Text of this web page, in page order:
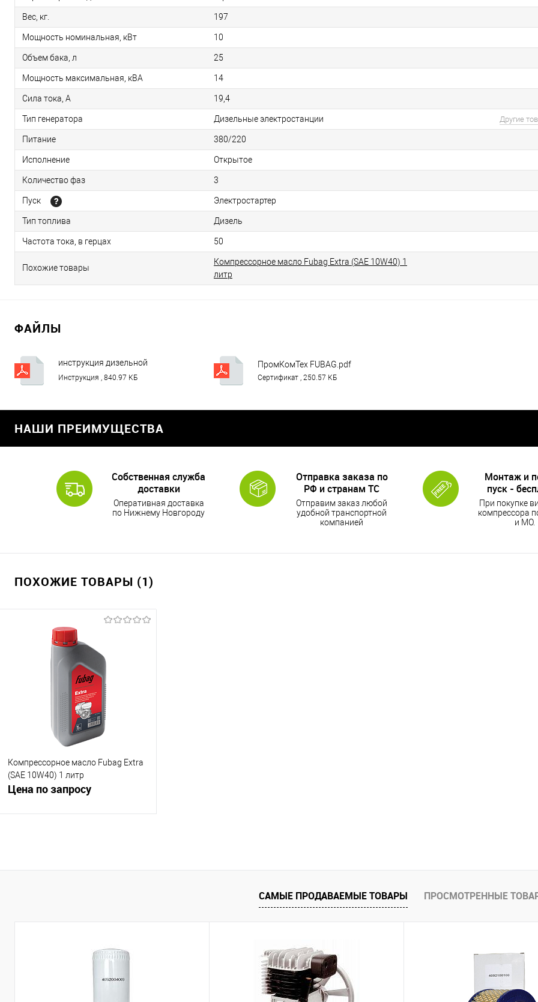
Вес, кг. 197
Мощность номинальная, кВт 10
Объем бака, л 25
Мощность максимальная, кВА 14
Сила тока, А 19,4
Тип генератора Дизельные электростанции Другие
Питание 380/220
Исполнение Открытое
Количество фаз 3
Пуск Электростартер
Тип топлива Дизель
Частота тока, в герцах 50
Похожие товары
Компрессорное масло Fubag Extra (SAE 10W40) 1
литр
ФАЙЛЫ
инструкция дизельной
электростанции FUBAG DS.pdf
Инструкция , 840.97 КБ
ПромКомТех FUBAG.pdf
Сертификат , 250.57 КБ
НАШИ ПРЕИМУЩЕСТВА
Собственная служба
доставки
Оперативная доставка
по Нижнему Новгороду
Отправка заказа по
РФ и странам ТС
Отправим заказ любой
удобной транспортной
компанией
Монтаж и
пуск -
При покупке
компрессора
и МО.
ПОХОЖИЕ ТОВАРЫ (1)
Компрессорное масло Fubag Extra
(SAE 10W40) 1 литр
Цена по запросу
САМЫЕ ПРОДАВАЕМЫЕ ТОВАРЫ ПРОСМОТРЕННЫЕ